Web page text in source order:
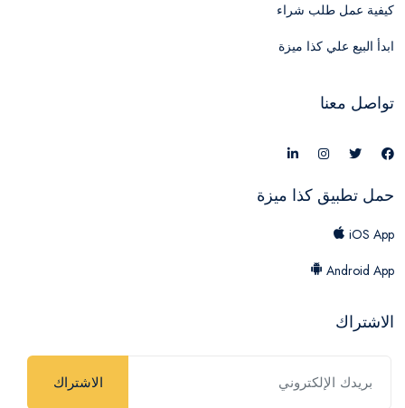
كيفية عمل طلب شراء
ابدأ البيع علي كذا ميزة
تواصل معنا
حمل تطبيق كذا ميزة
iOS App
Android App
الاشتراك
الاشتراك